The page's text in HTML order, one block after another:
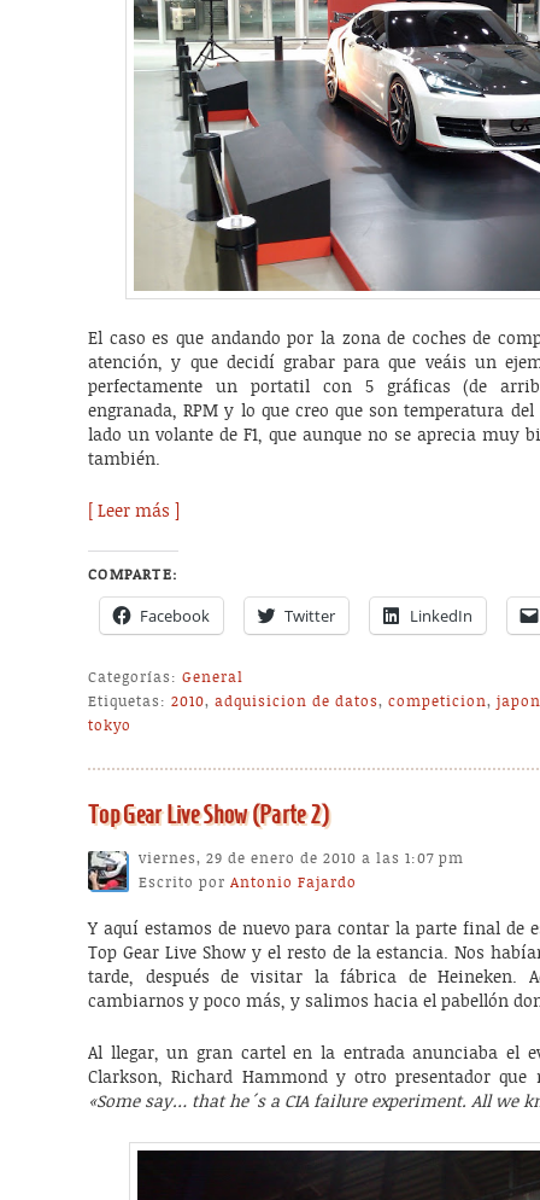
El caso es que andando por la zona de coches de
atención, y que decidí grabar para que veáis un
perfectamente un portatil con 5 gráficas (de
engranada, RPM y lo que creo que son temperatura
lado un volante de F1, que aunque no se aprecia muy
también.
[ Leer más ]
COMPARTE:
Facebook Twitter LinkedIn
Categorías: General
Etiquetas: 2010,adquisicion de datos,competicion,
tokyo
Top Gear Live Show (Parte 2)
viernes, 29 de enero de 2010 a las 1:07 pm
Escrito porAntonio Fajardo
Y aquí estamos de nuevo para contar la parte final de
Top Gear Live Show y el resto de la estancia. Nos
tarde, después de visitar la fábrica de Heineken.
cambiarnos y poco más, y salimos hacia el pabellón
Al llegar, un gran cartel en la entrada anunciaba el
Clarkson, Richard Hammond y otro presentador
«Some say… that he´s a CIA failure experiment. All we